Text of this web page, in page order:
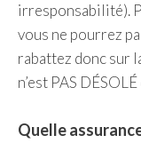
irresponsabilité).
vous ne pourrez
rabattez donc sur
n’est PAS
Quelle